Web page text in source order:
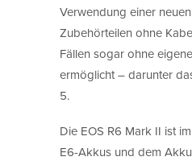
Verwendung einer
Zubehörteilen ohne
Fällen sogar ohne
ermöglicht – darunter
5.
Die EOS R6 Mark II ist
E6-Akkus und dem